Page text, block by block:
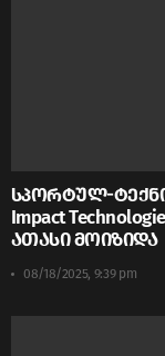
სპორტულ-
Impact
ათასი მოიზიდა
08/18/2025, 9:39 pm